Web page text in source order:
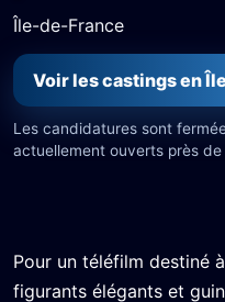
Île-de-France
Voir les castings en
Les candidatures sont
actuellement ouverts près de
Pour un téléfilm destiné à
figurants élégants et